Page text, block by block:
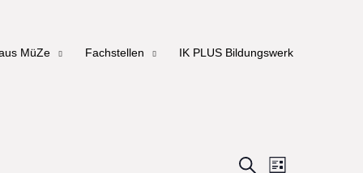
MüZe Fachstellen IK PLUS Bildungswerk
Events
SearchEvent